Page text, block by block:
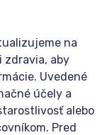
na
zdravia, aby
Uvedené
účely a
alebo
Pred